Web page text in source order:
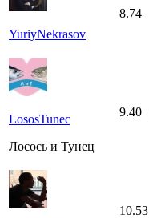
YuriyNekrasov
8.74
LososTunec
Лосось и Тунец
9.40
10.53